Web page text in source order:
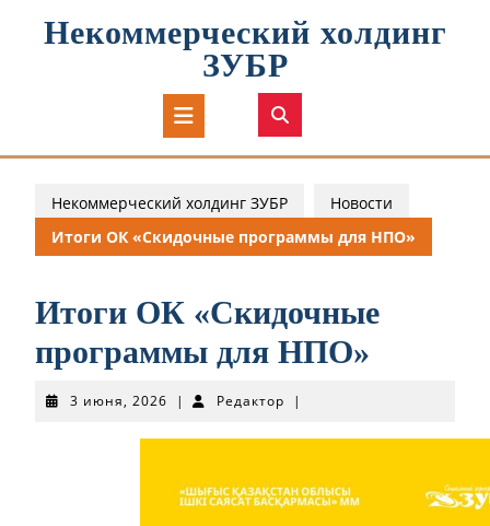
Некоммерческий холдинг
ЗУБР
Кнопка
Открыть
Некоммерческий холдинг ЗУБР
Новости
Итоги ОК «Скидочные программы для НПО»
Итоги ОК «Скидочные
программы для НПО»
3 июня, 2026
2026
| Редактор Редактор
|